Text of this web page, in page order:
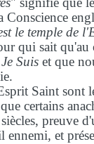
Conscience
le temple de
qui sait qu'au
Je Suis et que
Saint sont
certains
preuve
et